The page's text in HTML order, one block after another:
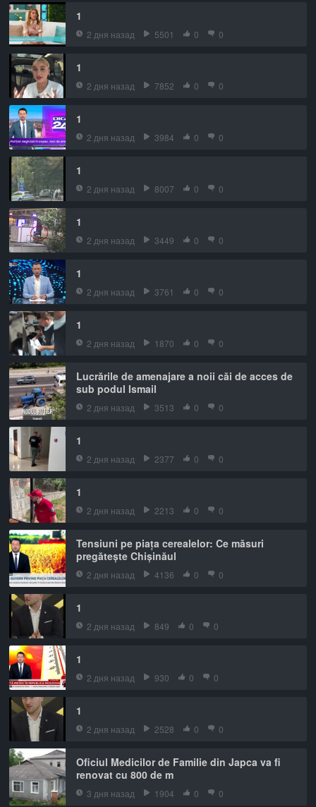
1
2 дня назад 5501 0 0
1
2 дня назад 7852 0 0
1
2 дня назад 3984 0 0
1
2 дня назад 8007 0 0
1
2 дня назад 3449 0 0
1
2 дня назад 3761 0 0
1
2 дня назад 1870 0 0
Lucrările de amenajare a noii căi de acces de
sub podul Ismail
2 дня назад 3513 0 0
1
2 дня назад 2377 0 0
1
2 дня назад 2213 0 0
Tensiuni pe piața cerealelor: Ce măsuri
pregătește Chișinăul
2 дня назад 4136 0 0
1
2 дня назад 849 0 0
1
2 дня назад 930 0 0
1
2 дня назад 2528 0 0
Oficiul Medicilor de Familie din Japca va fi
renovat cu 800 de m
3 дня назад 1904 0 0